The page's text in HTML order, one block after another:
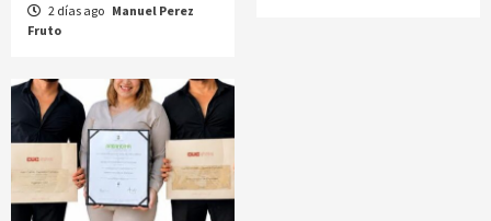
2 días ago Manuel Perez
Fruto